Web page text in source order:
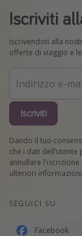
Iscriviti
Iscrivendoti alla
offerte di viaggio e
Iscriviti
Dando il tuo
che i dati
annullare
ulteriori
SEGUICI SU
Facebook